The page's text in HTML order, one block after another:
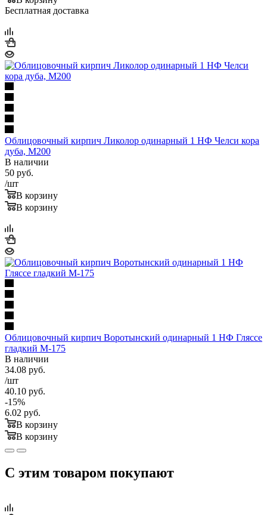
Бесплатная доставка
Облицовочный кирпич Ликолор одинарный 1 НФ Челси кора
дуба, М200
В наличии
50 руб.
/шт
В корзину
В корзину
Облицовочный кирпич Воротынский одинарный 1 НФ Гляссе
гладкий М-175
В наличии
34.08 руб.
/шт
40.10 руб.
-15%
6.02 руб.
В корзину
В корзину
С этим товаром покупают